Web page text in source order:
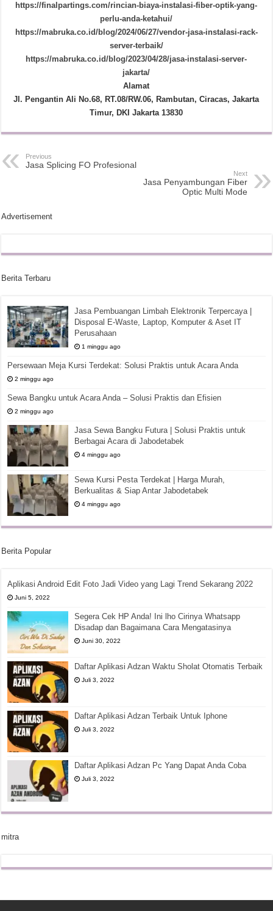
https://finalpartings.com/rincian-biaya-instalasi-fiber-optik-yang-
perlu-anda-ketahui/
https://mabruka.co.id/blog/2024/06/27/vendor-jasa-instalasi-rack-
server-terbaik/
https://mabruka.co.id/blog/2023/04/28/jasa-instalasi-server-
jakarta/
Alamat
Jl. Pengantin Ali No.68, RT.08/RW.06, Rambutan, Ciracas, Jakarta
Timur, DKI Jakarta 13830
Previous
Jasa Splicing FO Profesional
Next
Jasa Penyambungan Fiber
Optic Multi Mode
Advertisement
Berita Terbaru
Jasa Pembuangan Limbah Elektronik Terpercaya |
Disposal E-Waste, Laptop, Komputer & Aset IT
Perusahaan
1 minggu ago
Persewaan Meja Kursi Terdekat: Solusi Praktis untuk Acara Anda
2 minggu ago
Sewa Bangku untuk Acara Anda – Solusi Praktis dan Efisien
2 minggu ago
Jasa Sewa Bangku Futura | Solusi Praktis untuk
Berbagai Acara di Jabodetabek
4 minggu ago
Sewa Kursi Pesta Terdekat | Harga Murah,
Berkualitas & Siap Antar Jabodetabek
4 minggu ago
Berita Popular
Aplikasi Android Edit Foto Jadi Video yang Lagi Trend Sekarang 2022
Juni 5, 2022
Segera Cek HP Anda! Ini lho Cirinya Whatsapp
Disadap dan Bagaimana Cara Mengatasinya
Juni 30, 2022
Daftar Aplikasi Adzan Waktu Sholat Otomatis Terbaik
Juli 3, 2022
Daftar Aplikasi Adzan Terbaik Untuk Iphone
Juli 3, 2022
Daftar Aplikasi Adzan Pc Yang Dapat Anda Coba
Juli 3, 2022
mitra